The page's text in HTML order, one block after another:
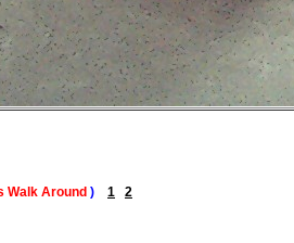
Walk Around ) 1 2